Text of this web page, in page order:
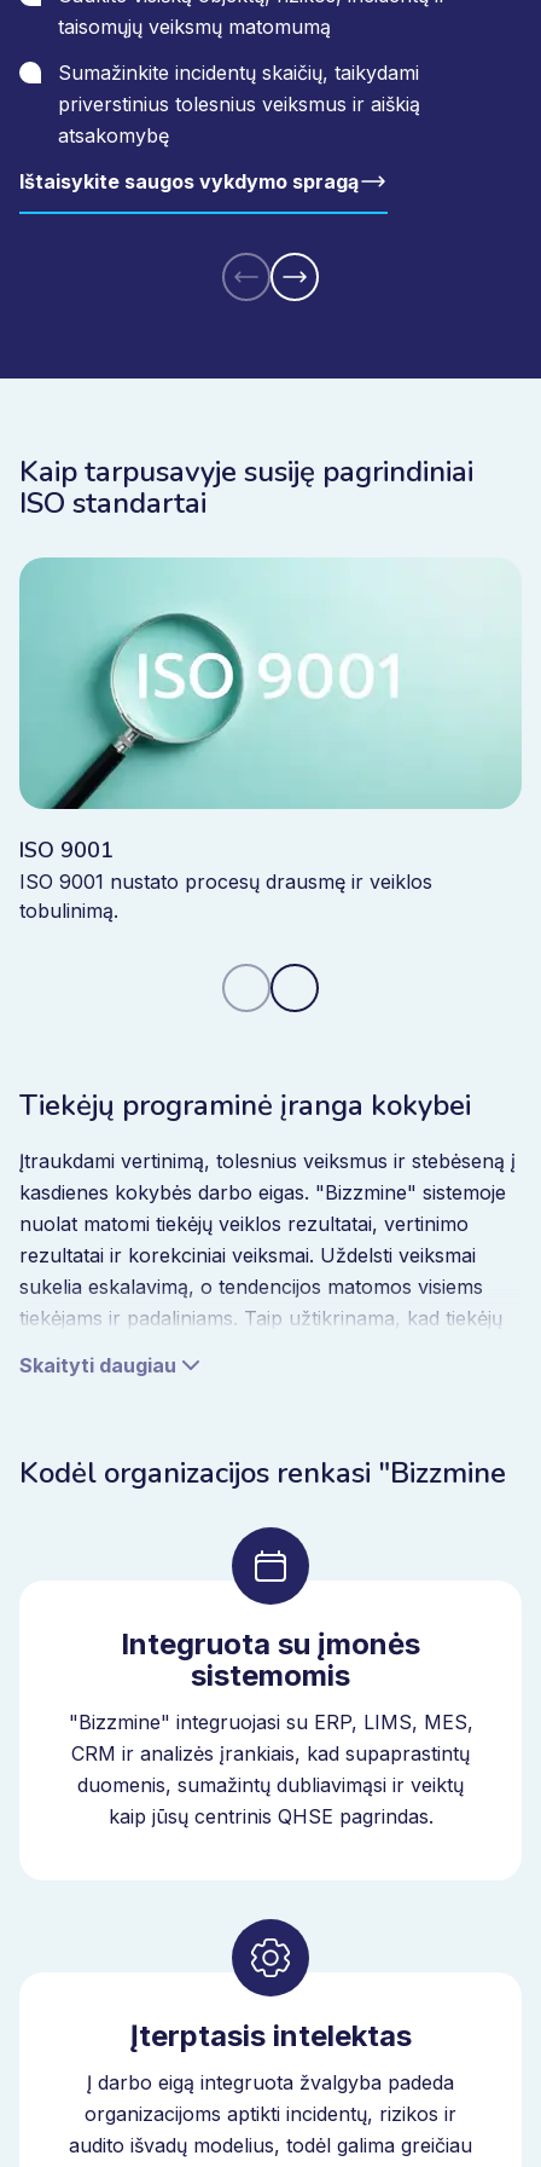
taisomųjų veiksmų matomumą
Sumažinkite incidentų skaičių, taikydami
priverstinius tolesnius veiksmus ir aiškią
atsakomybę
Ištaisykite saugos vykdymo spragą
Kaip tarpusavyje susiję pagrindiniai
ISO standartai
ISO 9001
ISO 9001 nustato procesų drausmę ir veiklos
tobulinimą.
Tiekėjų programinė įranga kokybei
Įtraukdami vertinimą, tolesnius veiksmus ir stebėseną į
kasdienes kokybės darbo eigas. "Bizzmine" sistemoje
nuolat matomi tiekėjų veiklos rezultatai, vertinimo
rezultatai ir korekciniai veiksmai. Uždelsti veiksmai
sukelia eskalavimą, o tendencijos matomos visiems
tiekėjams ir padaliniams. Taip užtikrinama, kad tiekėjų
Įterptasis intelektas tiekėjų veiklos
valdyme
Organizacijoms augant, daugėja tiekėjų duomenų apie
produktus, vietas ir regionus. Be struktūros modeliai
"Bizzmine" įtraukia žvalgybos informaciją tiesiai į
tiekėjų vertinimo darbo eigą. Nustatysite
pasikartojančias tiekėjų problemas, aptiksite veiklos
tendencijas ir pagal poveikį nustatysite didelės rizikos
tiekėjų prioritetus. Tai leidžia anksčiau įsikišti ir priimti
geresnius sprendimus visoje tiekimo grandinėje.
tolesnius veiksmus į vieną sistemą. Ši sistema, kurioje
įdiegta žvalgybos informacija, nuolat tobulėja, nes jūsų
"Bizzmine", kaip pažangus kokybės valdymo
orkestratorius, sujungia tiekėjų duomenis su auditais,
taisomaisiais veiksmais ir veiklos tendencijomis viename
valdymo modelyje.
Skaityti daugiau
Kodėl organizacijos renkasi "Bizzmine
Integruota su įmonės
sistemomis
"Bizzmine" integruojasi su ERP, LIMS, MES,
CRM ir analizės įrankiais, kad supaprastintų
duomenis, sumažintų dubliavimąsi ir veiktų
kaip jūsų centrinis QHSE pagrindas.
Įterptasis intelektas
Į darbo eigą integruota žvalgyba padeda
organizacijoms aptikti incidentų, rizikos ir
audito išvadų modelius, todėl galima greičiau